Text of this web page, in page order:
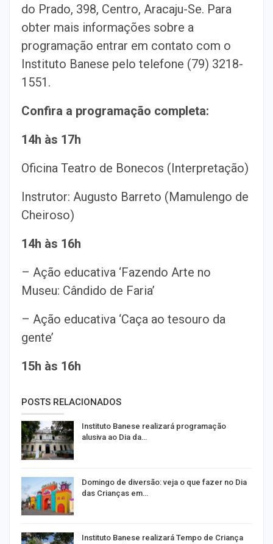
do Prado, 398, Centro, Aracaju-Se. Para
obter mais informações sobre a
programação entrar em contato com o
Instituto Banese pelo telefone (79) 3218-
1551.
Confira a programação completa:
14h às 17h
Oficina Teatro de Bonecos (Interpretação)
Instrutor: Augusto Barreto (Mamulengo de
Cheiroso)
14h às 16h
– Ação educativa ‘Fazendo Arte no
Museu: Cândido de Faria’
– Ação educativa ‘Caça ao tesouro da
gente’
15h às 16h
POSTS RELACIONADOS
Instituto Banese realizará programação
alusiva ao Dia da…
Domingo de diversão: veja o que fazer no Dia
das Crianças em…
Instituto Banese realizará Tempo de Criança